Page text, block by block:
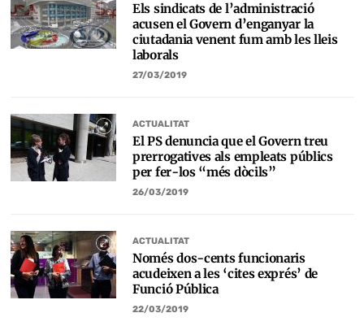
Els sindicats de l’administració
acusen el Govern d’enganyar la
ciutadania venent fum amb les lleis
laborals
27/03/2019
ACTUALITAT
El PS denuncia que el Govern treu
prerrogatives als empleats públics
per fer-los “més dòcils”
26/03/2019
ACTUALITAT
Només dos-cents funcionaris
acudeixen a les ‘cites exprés’ de
Funció Pública
22/03/2019